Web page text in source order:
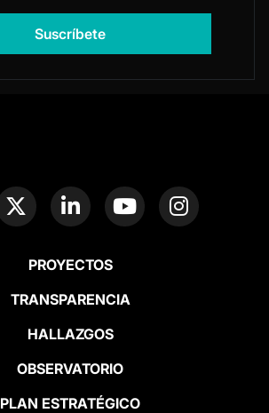
PROYECTOS
TRANSPARENCIA
HALLAZGOS
OBSERVATORIO
PLAN ESTRATÉGICO